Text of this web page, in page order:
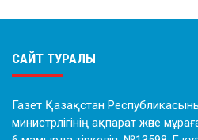
САЙТ ТУРАЛЫ
Газет Қазақстан
министрлігінің ақпарат және